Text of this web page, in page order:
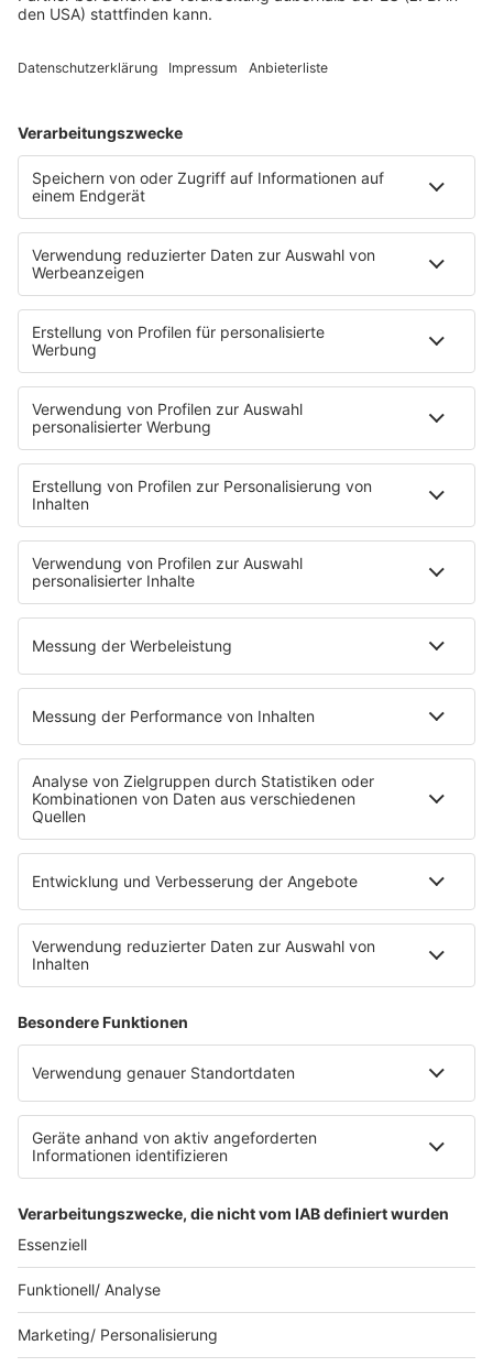
Techno
Trance
Podcast
Pop Crimes
The Story / Loveparade
90er Kids mit Oli.P
YouTube
90s90s DE:CODED
Musik
News
HITstory
Was macht eigentlich?
Listing
Back to the 90s
Mitmachen
Aktionen & Events
90s90s Countdown
Empfang
90s90s App
Sonos
Service
FAQs
Kontakt
Datenschutz
Datenschutz Facebook & Instagram-Fanpage
Datenschutzeinstellungen
Allgemeine Teilnahmebedingungen
Werbung schalten
80s80s.de
© 90s90s - EINE MARKE DER REGIOCAST GMBH & Co. KG.